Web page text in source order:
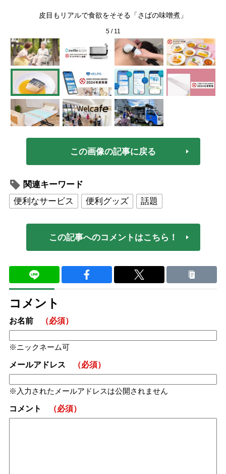
皮目もリアルで食欲をそそる「さばの味噌煮」
5/ 11
この画像の記事に戻る
関連キーワード
便利なサービス
便利グッズ 話題
この記事へのコメントはこちら！
コメント
お名前 （必須）
ニックネーム可
メールアドレス （必須）
入力されたメールアドレスは公開されません
コメント （必須）